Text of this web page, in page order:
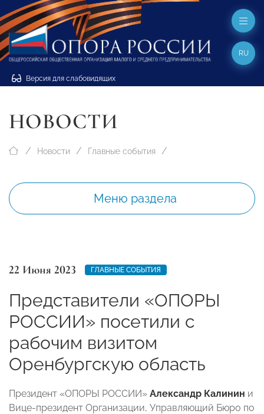
Версия для слабовидящих
RU
НОВОСТИ
Новости Главные события
Меню раздела
22 Июня 2023 ГЛАВНЫЕ СОБЫТИЯ
Представители «ОПОРЫ
РОССИИ» посетили с
рабочим визитом
Оренбургскую область
Президент «ОПОРЫ РОССИИ» Александр Калинин и
Вице-президент Организации, Управляющий Бюро по